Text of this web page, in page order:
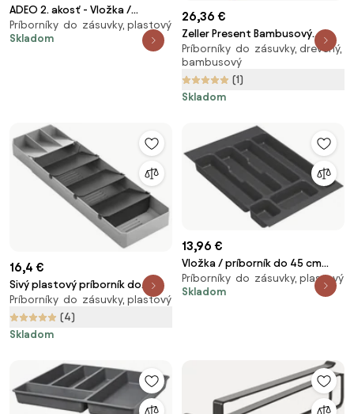
ADEO 2. akosť - Vložka /
príborník do 80cm zásuvky -
CUTLERY sivý plast 70 x 46 cm
Príborníky do zásuvky, plastový
Skladom
26,36 €
Zeller Present Bambusový
príborník, nastaviteľný
organizér do zásuvky ZELLER -
35-58 x 43 cm
Príborníky do zásuvky, drevený,
bambusový
(1)
Skladom
16,4 €
Sivý plastový príborník do
zásuvky 15 x 49 cm – Metaltex
Príborníky do zásuvky, plastový
(4)
Skladom
13,96 €
Vložka / príborník do 45 cm
zásuvky - CUTLERY sivý plast 35
x 46 cm
Príborníky do zásuvky, plastový
Skladom